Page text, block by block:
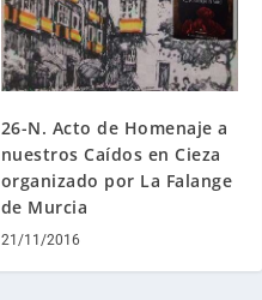
26-N. Acto de Homenaje a
nuestros Caídos en Cieza
organizado por La Falange
de Murcia
21/11/2016